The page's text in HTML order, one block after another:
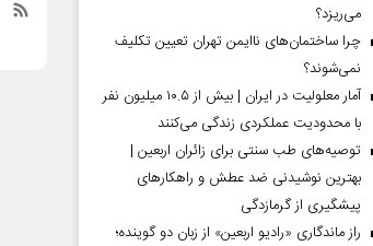
می‌ریزد؟
چرا ساختمان‌های ناایمن تهران تعیین تکلیف
نمی‌شوند؟
آمار معلولیت در ایران | بیش از ۱۰.۵ میلیون نفر
با محدودیت عملکردی زندگی می‌کنند
توصیه‌های طب سنتی برای زائران اربعین |
بهترین نوشیدنی ضد عطش و راهکارهای
پیشگیری از گرمازدگی
راز ماندگاری «رادیو اربعین» از زبان دو گوینده؛